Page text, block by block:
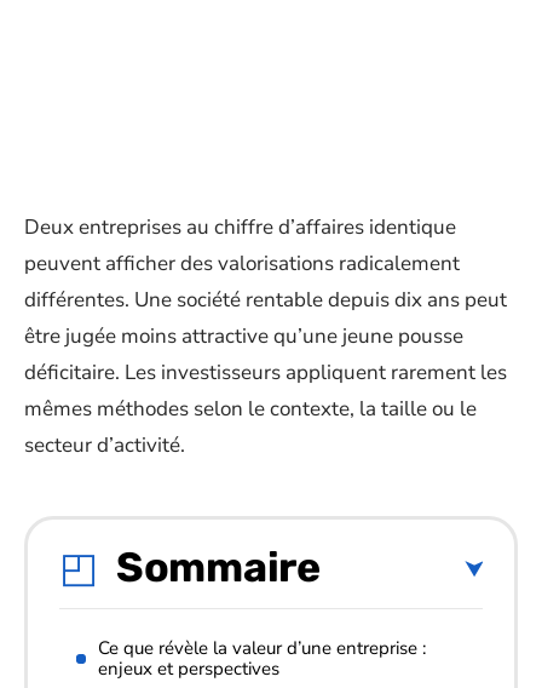
Deux entreprises au chiffre d’affaires identique
peuvent afficher des valorisations radicalement
différentes. Une société rentable depuis dix ans peut
être jugée moins attractive qu’une jeune pousse
déficitaire. Les investisseurs appliquent rarement les
mêmes méthodes selon le contexte, la taille ou le
secteur d’activité.
Sommaire
Ce que révèle la valeur d’une entreprise :
enjeux et perspectives